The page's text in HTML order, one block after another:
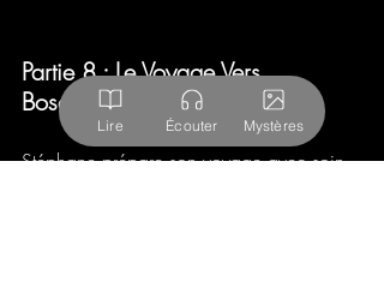
Partie 8 : Le Voyage Vers
Boscodon
Stéphane prépare son voyage avec soin.
Lire Écouter Mystères